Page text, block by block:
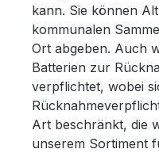
kann. Sie können
kommunalen
Ort abgeben. Auch
Batterien zur
verpflichtet, wobei
Art beschränkt, die
unserem Sortiment